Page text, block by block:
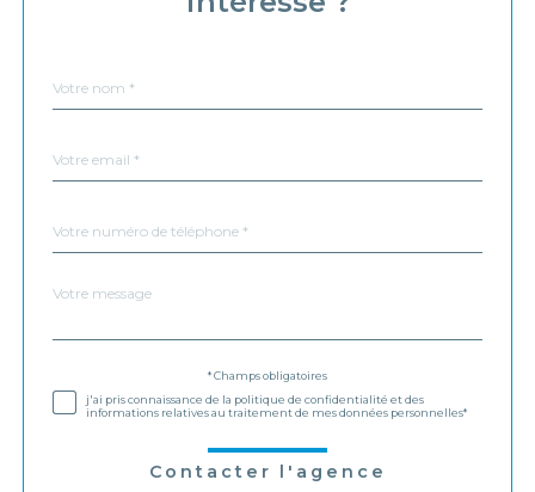
par
*
*
*
Fieldset
Message
*
* Champs obligatoires
j'ai pris connaissance de la politique de confidentialité et des
informations relatives au traitement de mes données personnelles*
Contacter l'agence